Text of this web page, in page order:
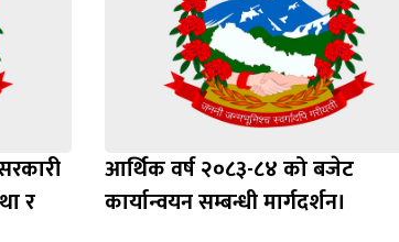
र
आर्थिक वर्ष २०८३-८४ को बजेट
कार्यान्वयन सम्बन्धी मार्गदर्शन।